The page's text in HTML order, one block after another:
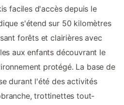
faciles d'accès depuis le
s'étend sur 50 kilomètres
forêts et clairières avec
aux enfants découvrant le
protégé. La base de
durant l'été des activités
trottinettes tout-